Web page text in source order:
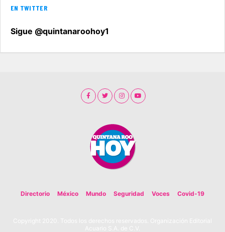
EN TWITTER
Sigue @quintanaroohoy1
Directorio México Mundo Seguridad Voces Covid-19